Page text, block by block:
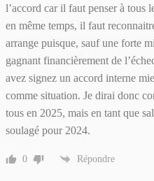
l’accord car il faut penser à tous
en même temps, il faut
arrange puisque, sauf une forte
gagnant financièrement de
avez signez un accord interne
comme situation. Je dirai donc
tous en 2025, mais en tant que
soulagé pour 2024.
0 Répondre